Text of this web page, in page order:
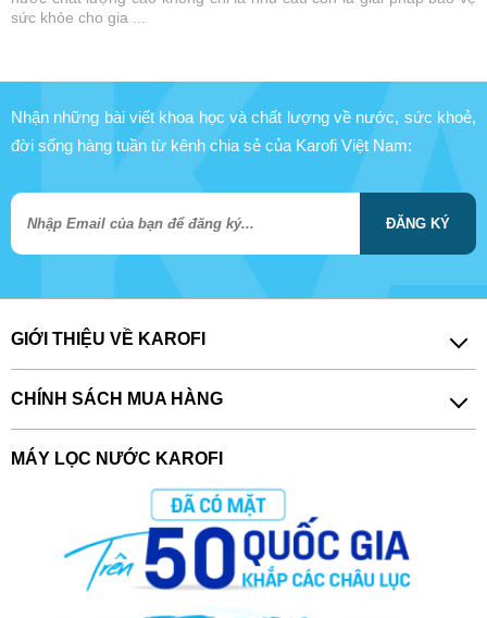
sức khỏe cho gia ...
Nhận những bài viết khoa học và chất lượng về nước, sức khoẻ,
đời sống hàng tuần từ kênh chia sẻ của Karofi Việt Nam:
ĐĂNG KÝ
GIỚI THIỆU VỀ KAROFI
CHÍNH SÁCH MUA HÀNG
MÁY LỌC NƯỚC KAROFI